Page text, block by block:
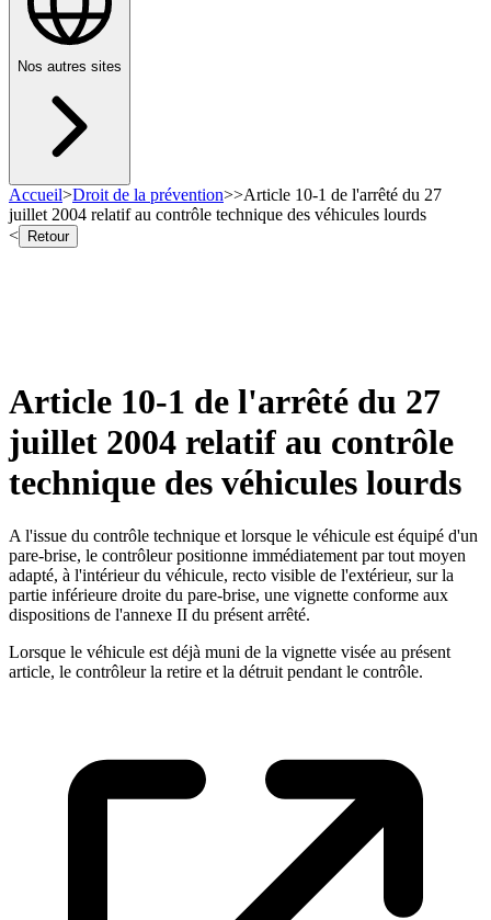
Nos autres sites
Accueil>Droit de la prévention>>Article 10-1 de l'arrêté du 27
juillet 2004 relatif au contrôle technique des véhicules lourds
<
Retour
Article 10-1 de l'arrêté du 27
juillet 2004 relatif au contrôle
technique des véhicules lourds
A l'issue du contrôle technique et lorsque le véhicule est équipé d'un
pare-brise, le contrôleur positionne immédiatement par tout moyen
adapté, à l'intérieur du véhicule, recto visible de l'extérieur, sur la
partie inférieure droite du pare-brise, une vignette conforme aux
dispositions de l'annexe II du présent arrêté.
Lorsque le véhicule est déjà muni de la vignette visée au présent
article, le contrôleur la retire et la détruit pendant le contrôle.